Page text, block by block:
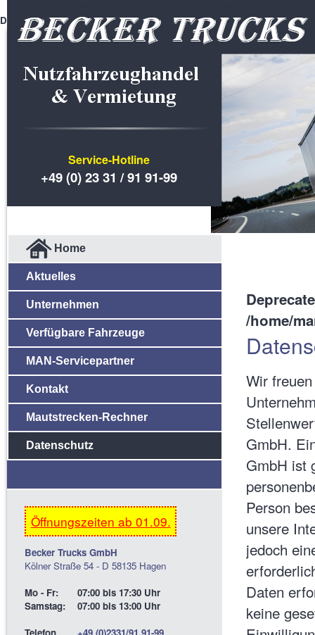
Deprecated : Function utf8_encode() is deprecated in /home/
Service-Hotline
+49 (0) 23 31 / 91 91-99
Home
Aktuelles
Unternehmen
Verfügbare Fahrzeuge
MAN-Servicepartner
Kontakt
Mautstrecken-Rechner
Datenschutz
Öffnungszeiten ab 01.09.
Becker Trucks GmbH
Kölner Straße 54 - D 58135 Hagen
Mo - Fr:
07:00 bis 17:30 Uhr
Samstag:
07:00 bis 13:00 Uhr
/home/
Wir
GmbH.
GmbH ist
Person
unsere
jedoch
Daten
keine